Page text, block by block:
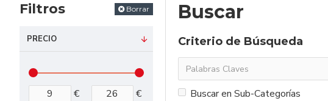
Filtros Borrar
PRECIO
€ €
Buscar
Criterio de Búsqueda
Buscar en Sub-Categorías